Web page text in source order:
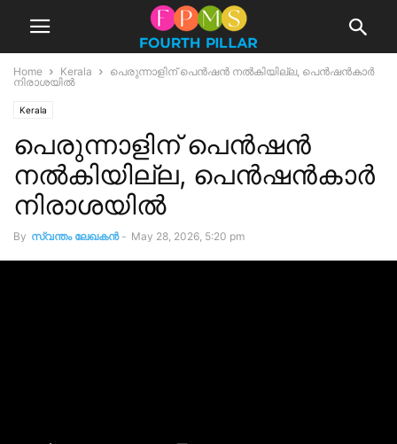
Home Kerala
പെരുന്നാളിന് പെൻഷൻ നൽകിയില്ല, പെൻഷൻകാർ
നിരാശയിൽ
Kerala
പെരുന്നാളിന് പെൻഷൻ
നൽകിയില്ല, പെൻഷൻകാർ
നിരാശയിൽ
By സ്വന്തം ലേഖകന്‍ - May 28, 2026, 5:20 pm